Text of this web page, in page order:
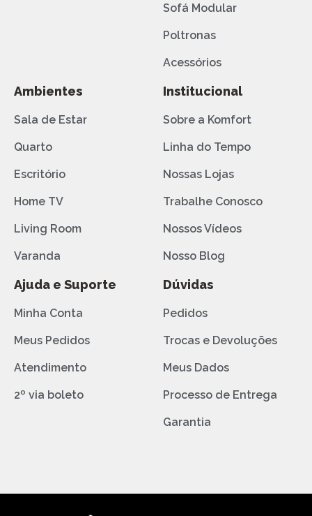
Sofá Modular
Poltronas
Acessórios
Ambientes
Sala de Estar
Quarto
Escritório
Home TV
Living Room
Varanda
Institucional
Sobre a Komfort
Linha do Tempo
Nossas Lojas
Trabalhe Conosco
Nossos Vídeos
Nosso Blog
Ajuda e Suporte
Minha Conta
Meus Pedidos
Atendimento
2º via boleto
Dúvidas
Pedidos
Trocas e Devoluções
Meus Dados
Processo de Entrega
Garantia